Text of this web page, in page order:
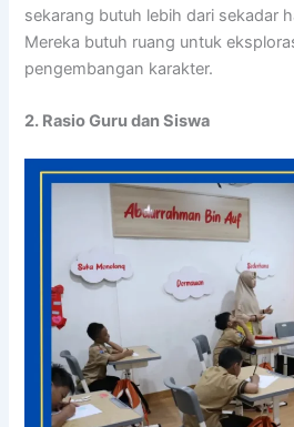
sekarang butuh lebih dari sekadar
Mereka butuh ruang untuk
pengembangan karakter.
2. Rasio Guru dan Siswa